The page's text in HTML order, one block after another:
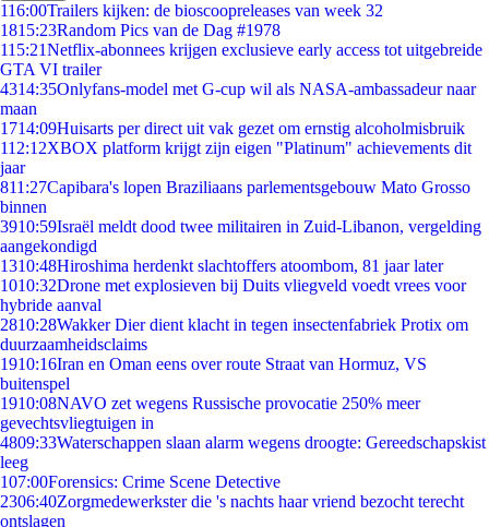
116:00Trailers kijken: de bioscoopreleases van week 32
1815:23Random Pics van de Dag #1978
115:21Netflix-abonnees krijgen exclusieve early access tot uitgebreide
GTA VI trailer
4314:35Onlyfans-model met G-cup wil als NASA-ambassadeur naar
maan
1714:09Huisarts per direct uit vak gezet om ernstig alcoholmisbruik
112:12XBOX platform krijgt zijn eigen "Platinum" achievements dit
jaar
811:27Capibara's lopen Braziliaans parlementsgebouw Mato Grosso
binnen
3910:59Israël meldt dood twee militairen in Zuid-Libanon, vergelding
aangekondigd
1310:48Hiroshima herdenkt slachtoffers atoombom, 81 jaar later
1010:32Drone met explosieven bij Duits vliegveld voedt vrees voor
hybride aanval
2810:28Wakker Dier dient klacht in tegen insectenfabriek Protix om
duurzaamheidsclaims
1910:16Iran en Oman eens over route Straat van Hormuz, VS
buitenspel
1910:08NAVO zet wegens Russische provocatie 250% meer
gevechtsvliegtuigen in
4809:33Waterschappen slaan alarm wegens droogte: Gereedschapskist
leeg
107:00Forensics: Crime Scene Detective
2306:40Zorgmedewerkster die 's nachts haar vriend bezocht terecht
ontslagen